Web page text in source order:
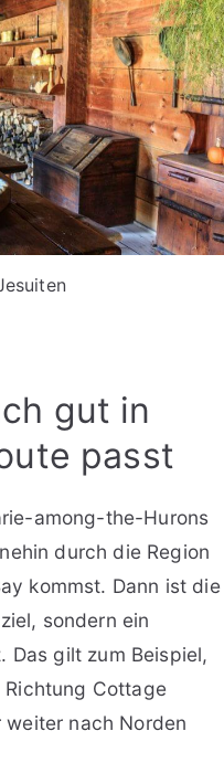
gut in
passt
among-the-Hurons
durch die Region
kommst. Dann ist die
sondern ein
Das gilt zum Beispiel,
Richtung Cottage
weiter nach Norden